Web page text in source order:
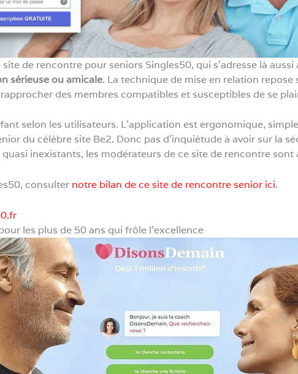
de rencontre pour seniors Singles50, qui s’adresse là aussi
sérieuse ou amicale. La technique de mise en relation
des membres compatibles et susceptibles de se
selon les utilisateurs. L’application est ergonomique,
du célèbre site Be2. Donc pas d’inquiétude à avoir sur la
inexistants, les modérateurs de ce site de rencontre sont
consulter notre bilan de ce site de rencontre senior ici.
les plus de 50 ans qui frôle l’excellence